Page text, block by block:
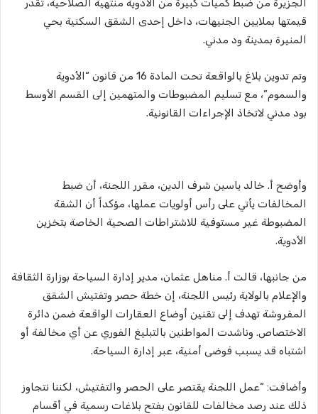
الجزيرة من ضبط كميات كبيرة من الأدوية منتهية الصلاحية، تقدر
قيمتها بملايين الجنيهات، داخل إحدى الشقق السكنية بحي
المنيرة بمدينة ود مدني.
وتم تدوين بلاغ بالواقعة تحت المادة 16 من قانون “الأدوية
والسموم”، مع تسليم المضبوطات والمتهمين إلى القسم الأوسط
بود مدني لاتخاذ الإجراءات القانونية.
وأوضح أ. خالد ياسين شرف الدين، مقرر اللجنة، أن ضبط
المخالفات يأتي على رأس أولويات عملها، مؤكداً أن الشقة
المضبوطة غير مستوفية للاشتراطات الصحية الخاصة بتخزين
الأدوية.
من جانبها، قالت أ. مناهل عثمان، مدير إدارة السياحة بوزارة الثقافة
والإعلام بالولاية رئيس اللجنة، إن خطة حصر وتفتيش الشقق
المفروشة تهدف إلى تقنين أوضاع العقارات الواقعة ضمن دائرة
الاختصاص. وناشدت المواطنين بالتبليغ الفوري عن أي مخالفة أو
اشتباه قد يسبب فوضى أمنية، عبر إدارة السياحة.
وأضافت: “عمل اللجنة يقتصر على الحصر والتفتيش، لكننا نتجاوز
ذلك عند رصد مخالفات للقانون بفتح بلاغات رسمية في أقسام